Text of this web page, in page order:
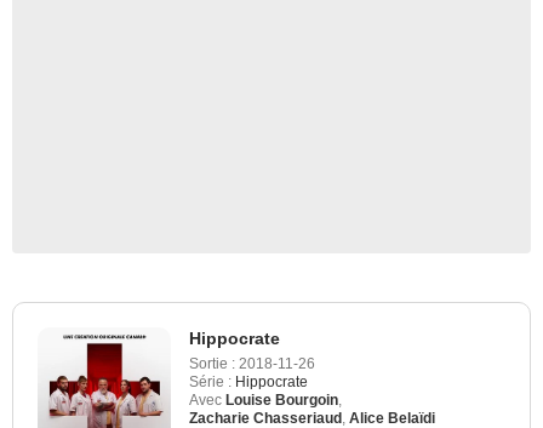
Hippocrate
Sortie : 2018-11-26
Série : Hippocrate
Avec Louise Bourgoin
Zacharie Chasseriaud Alice Belaïdi